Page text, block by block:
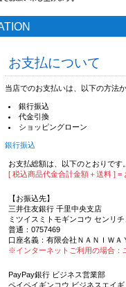
お支払について
当店でのお支払いは、以下の方法
銀行振込
代金引換
ショッピングローン
銀行振込
お支払総額は、以下のとおりです。
[ 税込商品代金合計金額＋送料 ] =
【お振込先】
三井住友銀行 千里中央支店
ミツイスミトモギンコウ センリ
普通：0757469
口座名義：有限会社ＮＡＮＩＷＡ
※インターネットご利用の場合：
PayPay銀行 ビジネス営業部
ペイペイギンコウ ビジネスエイギ